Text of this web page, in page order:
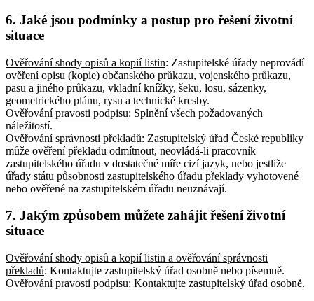
6. Jaké jsou podmínky a postup pro řešení životní
situace
Ověřování shody opisů a kopií listin: Zastupitelské úřady neprovádí
ověření opisu (kopie) občanského průkazu, vojenského průkazu,
pasu a jiného průkazu, vkladní knížky, šeku, losu, sázenky,
geometrického plánu, rysu a technické kresby.
Ověřování pravosti podpisu: Splnění všech požadovaných
náležitostí.
Ověřování správnosti překladů: Zastupitelský úřad České republiky
může ověření překladu odmítnout, neovládá-li pracovník
zastupitelského úřadu v dostatečné míře cizí jazyk, nebo jestliže
úřady státu působnosti zastupitelského úřadu překlady vyhotovené
nebo ověřené na zastupitelském úřadu neuznávají.
7. Jakým způsobem můžete zahájit řešení životní
situace
Ověřování shody opisů a kopií listin a ověřování správnosti
překladů: Kontaktujte zastupitelský úřad osobně nebo písemně.
Ověřování pravosti podpisu: Kontaktujte zastupitelský úřad osobně.